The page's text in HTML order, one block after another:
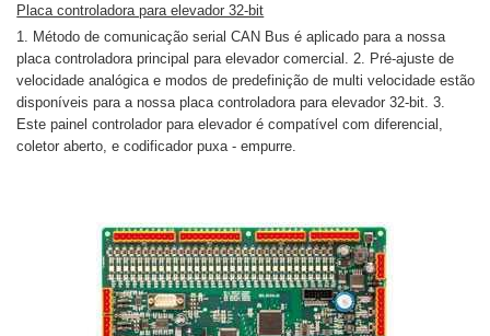
Placa controladora para elevador 32-bit
1. Método de comunicação serial CAN Bus é aplicado para a nossa
placa controladora principal para elevador comercial. 2. Pré-ajuste de
velocidade analógica e modos de predefinição de multi velocidade estão
disponíveis para a nossa placa controladora para elevador 32-bit. 3.
Este painel controlador para elevador é compatível com diferencial,
coletor aberto, e codificador puxa - empurre.